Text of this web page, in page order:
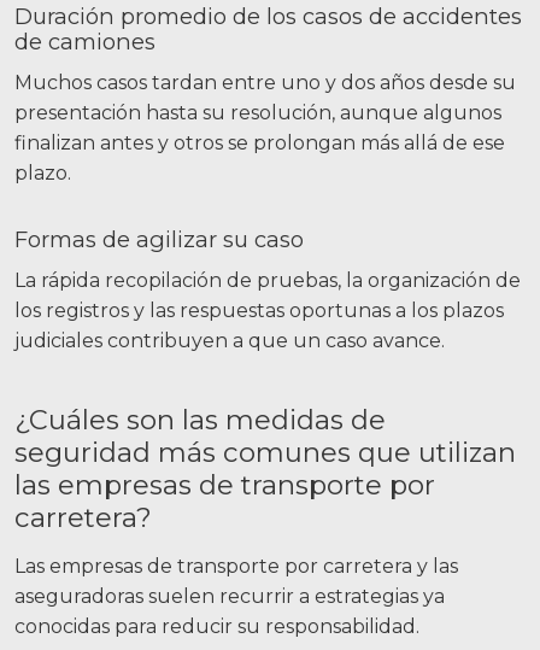
Duración promedio de los casos de accidentes
de camiones
Muchos casos tardan entre uno y dos años desde su
presentación hasta su resolución, aunque algunos
finalizan antes y otros se prolongan más allá de ese
plazo.
Formas de agilizar su caso
La rápida recopilación de pruebas, la organización de
los registros y las respuestas oportunas a los plazos
judiciales contribuyen a que un caso avance.
¿Cuáles son las medidas de
seguridad más comunes que utilizan
las empresas de transporte por
carretera?
Las empresas de transporte por carretera y las
aseguradoras suelen recurrir a estrategias ya
conocidas para reducir su responsabilidad.